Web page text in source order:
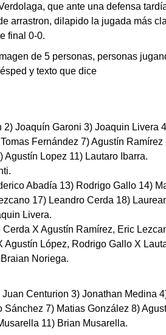
que ante una defensa
arrastron, dilapido la jugada más
final 0-0.
2) Joaquín Garoni 3) Joaquin Livera
Fernández 7) Agustín
Agustín Lopez 11) Lautaro Ibarra.
Abadía 13) Rodrigo Gallo 14)
17) Leandro Cerda 18)
Livera.
X Agustín Ramírez, Eric
Agustín López, Rodrigo Gallo X
Noriega.
Centurion 3) Jonathan Medina
Sánchez 7) Matias González 8)
11) Brian Musarella.